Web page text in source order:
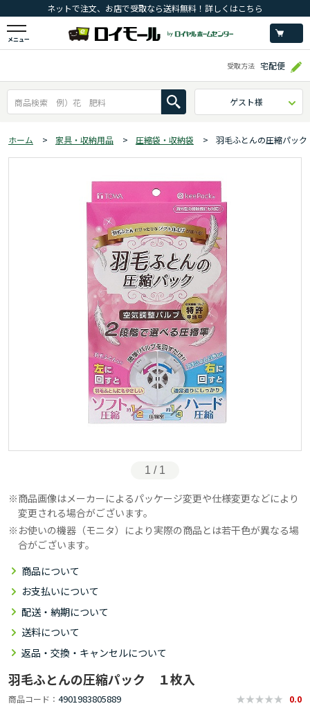
ネットで注文、お店で受取なら送料無料！詳しくはこちら
メニュー
受取方法 宅配便
ゲスト様
ホーム > 家具・収納用品 > 圧縮袋・収納袋 > 羽毛ふとんの圧縮パッ
1 / 1
商品画像はメーカーによるパッケージ変更や仕様変更などにより
変更される場合がございます。
お使いの機器（モニタ）により実際の商品とは若干色が異なる場
合がございます。
商品について
お支払いについて
配送・納期について
送料について
返品・交換・キャンセルについて
羽毛ふとんの圧縮パック １枚入
商品コード 4901983805889 0.0